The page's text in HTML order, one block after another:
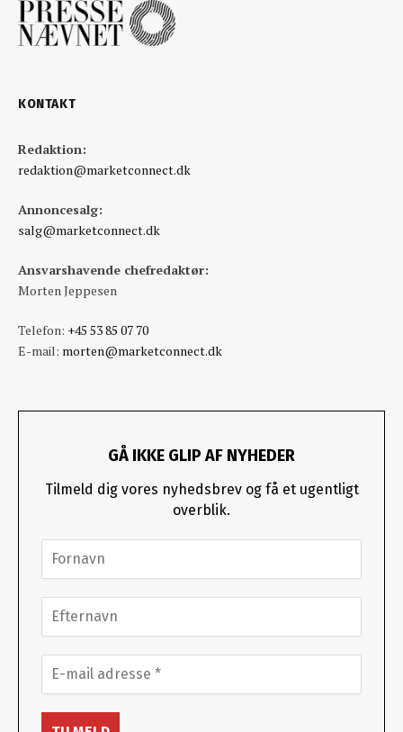
KONTAKT
Redaktion:
redaktion@marketconnect.dk
Annoncesalg:
salg@marketconnect.dk
Ansvarshavende chefredaktør:
Morten Jeppesen
Telefon: +45 53 85 07 70
E-mail: morten@marketconnect.dk
GÅ IKKE GLIP AF NYHEDER
Tilmeld dig vores nyhedsbrev og få et ugentligt
overblik.